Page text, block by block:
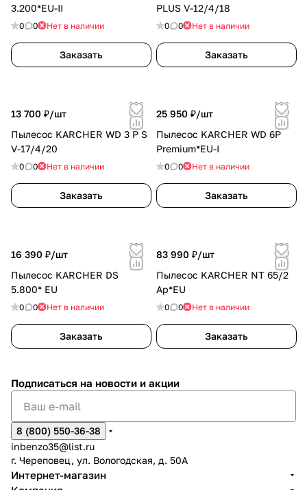
3.200*EU-II
0 0 Нет в наличии
Заказать
PLUS V-12/4/18
0 0 Нет в наличии
Заказать
13 700 ₽/шт
Пылесос KARCHER WD 3 P S
V-17/4/20
0 0 Нет в наличии
Заказать
25 950 ₽/шт
Пылесос KARCHER WD 6P
Premium*EU-I
0 0 Нет в наличии
Заказать
16 390 ₽/шт
Пылесос KARCHER DS
5.800* EU
0 0 Нет в наличии
Заказать
83 990 ₽/шт
Пылесос KARCHER NT 65/2
Ap*EU
0 0 Нет в наличии
Заказать
Подписаться на новости и акции
8 (800) 550-36-38
inbenzo35@list.ru
г. Череповец, ул. Вологодская, д. 50А
Интернет-магазин